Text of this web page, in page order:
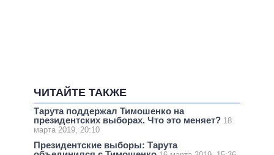
ЧИТАЙТЕ ТАКЖЕ
Тарута поддержал Тимошенко на
президентских выборах. Что это меняет? 18
марта 2019, 20:10
Президентские выборы: Тарута